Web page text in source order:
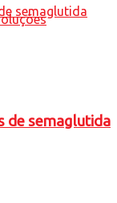
de semaglutida